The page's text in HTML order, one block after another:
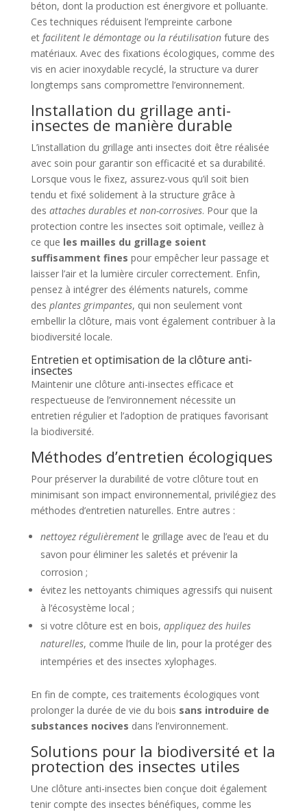
béton, dont la production est énergivore et polluante.
Ces techniques réduisent l’empreinte carbone
et facilitent le démontage ou la réutilisationfuture des
matériaux. Avec des fixations écologiques, comme des
vis en acier inoxydable recyclé, la structure va durer
longtemps sans compromettre l’environnement.
Installation du grillage anti-
insectes de manière durable
L’installation du grillage anti insectes doit être réalisée
avec soin pour garantir son efficacité et sa durabilité.
Lorsque vous le fixez, assurez-vous qu’il soit bien
tendu et fixé solidement à la structure grâce à
des attaches durables et non-corrosives. Pour que la
protection contre les insectes soit optimale, veillez à
ce que les mailles du grillage soient
suffisamment fines pour empêcher leur passage et
laisser l’air et la lumière circuler correctement. Enfin,
pensez à intégrer des éléments naturels, comme
des plantes grimpantes, qui non seulement vont
embellir la clôture, mais vont également contribuer à la
biodiversité locale.
Entretien et optimisation de la clôture anti-
insectes
Maintenir une clôture anti-insectes efficace et
respectueuse de l’environnement nécessite un
entretien régulier et l’adoption de pratiques favorisant
la biodiversité.
Méthodes d’entretien écologiques
Pour préserver la durabilité de votre clôture tout en
minimisant son impact environnemental, privilégiez des
méthodes d’entretien naturelles. Entre autres :
nettoyez régulièrementle grillage avec de l’eau et du
savon pour éliminer les saletés et prévenir la
corrosion ;
évitez les nettoyants chimiques agressifs qui nuisent
à l’écosystème local ;
si votre clôture est en bois, appliquez des huiles
naturelles, comme l’huile de lin, pour la protéger des
intempéries et des insectes xylophages.
En fin de compte, ces traitements écologiques vont
prolonger la durée de vie du bois sans introduire de
substances nocives dans l’environnement.
Solutions pour la biodiversité et la
protection des insectes utiles
Une clôture anti-insectes bien conçue doit également
tenir compte des insectes bénéfiques, comme les